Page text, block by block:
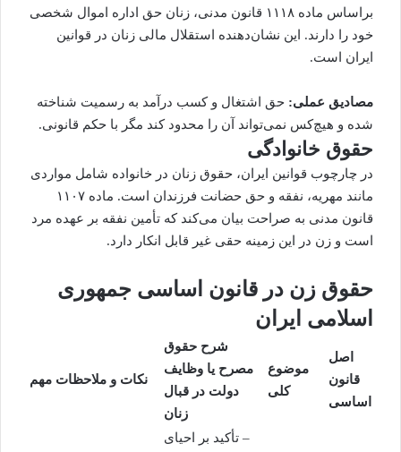
براساس ماده ۱۱۱۸ قانون مدنی، زنان حق اداره اموال شخصی
خود را دارند. این نشان‌دهنده استقلال مالی زنان در قوانین
ایران است.
مصادیق عملی: حق اشتغال و کسب درآمد به رسمیت شناخته
شده و هیچ‌کس نمی‌تواند آن را محدود کند مگر با حکم قانونی.
حقوق خانوادگی
در چارچوب قوانین ایران، حقوق زنان در خانواده شامل مواردی
مانند مهریه، نفقه و حق حضانت فرزندان است. ماده ۱۱۰۷
قانون مدنی به صراحت بیان می‌کند که تأمین نفقه بر عهده مرد
است و زن در این زمینه حقی غیر قابل انکار دارد.
حقوق زن در قانون اساسی جمهوری
اسلامی ایران
اصل
قانون
اساسی
موضوع
کلی
شرح حقوق
مصرح یا وظایف
دولت در قبال
زنان
نکات و ملاحظات مهم
– تأکید بر احیای